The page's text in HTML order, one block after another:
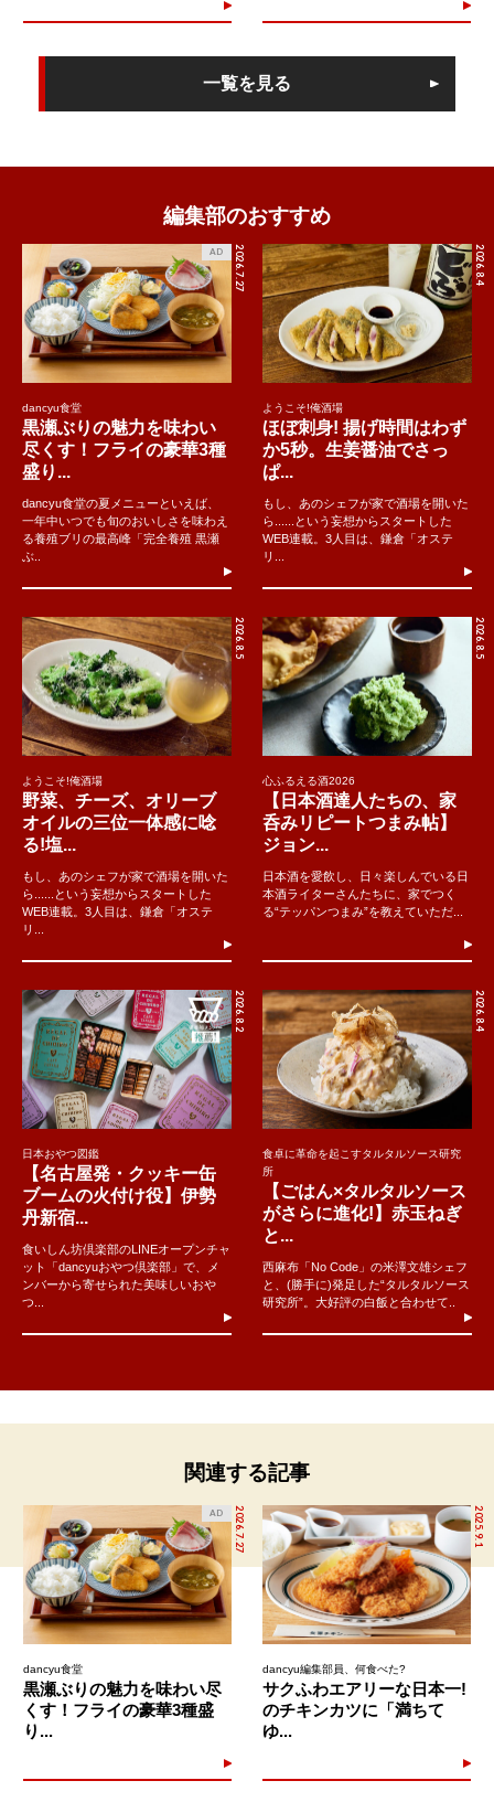
一覧を見る
編集部のおすすめ
2026.7.27
AD
dancyu食堂
黒瀬ぶりの魅力を味わい
尽くす！フライの豪華3種
盛り...
dancyu食堂の夏メニューといえば、
一年中いつでも旬のおいしさを味わえ
る養殖ブリの最高峰「完全養殖 黒瀬
ぶ..
2026.8.4
ようこそ!俺酒場
ほぼ刺身! 揚げ時間はわず
か5秒。生姜醤油でさっ
ぱ...
もし、あのシェフが家で酒場を開いた
ら......という妄想からスタートした
WEB連載。3人目は、鎌倉「オステ
リ...
2026.8.5
ようこそ!俺酒場
野菜、チーズ、オリーブ
オイルの三位一体感に唸
る!塩...
もし、あのシェフが家で酒場を開いた
ら......という妄想からスタートした
WEB連載。3人目は、鎌倉「オステ
リ...
2026.8.5
心ふるえる酒2026
【日本酒達人たちの、家
呑みリピートつまみ帖】
ジョン...
日本酒を愛飲し、日々楽しんでいる日
本酒ライターさんたちに、家でつく
る“テッパンつまみ”を教えていただ...
2026.8.2
日本おやつ図鑑
【名古屋発・クッキー缶
ブームの火付け役】伊勢
丹新宿...
食いしん坊倶楽部のLINEオープンチャ
ット「dancyuおやつ倶楽部」で、メ
ンバーから寄せられた美味しいおや
つ...
2026.8.4
食卓に革命を起こすタルタルソース研究
所
【ごはん×タルタルソース
がさらに進化!】赤玉ねぎ
と...
西麻布「No Code」の米澤文雄シェフ
と、(勝手に)発足した“タルタルソース
研究所”。大好評の白飯と合わせて..
関連する記事
2026.7.27
AD
dancyu食堂
黒瀬ぶりの魅力を味わい尽
くす！フライの豪華3種盛
り...
2025.9.1
dancyu編集部員、何食べた?
サクふわエアリーな日本一!
のチキンカツに「満ちて
ゆ...